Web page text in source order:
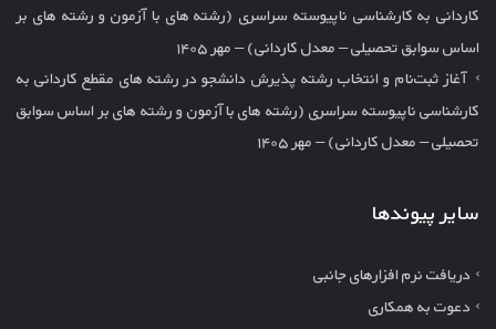
کاردانی به کارشناسی ناپیوسته سراسری (رشته های با آزمون و رشته های بر
اساس سوابق تحصیلی – معدل کاردانی) – مهر ۱۴۰۵
آغاز ثبت‌نام و انتخاب رشته پذیرش دانشجو در رشته های مقطع کاردانی به
کارشناسی ناپیوسته سراسری (رشته های با آزمون و رشته های بر اساس سوابق
تحصیلی – معدل کاردانی) – مهر ۱۴۰۵
سایر پیوندها
دریافت نرم افزارهای جانبی
دعوت به همکاری